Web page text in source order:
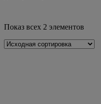
Показ всех 2 элементов